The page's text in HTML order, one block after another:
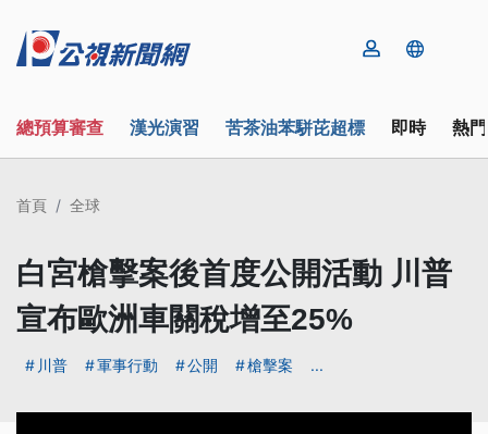
總預算審查 漢光演習 苦茶油苯駢芘超標 即時 熱
首頁 全球
白宮槍擊案後首度公開活動 川普
宣布歐洲車關稅增至25%
川普 軍事行動 公開 槍擊案 ...